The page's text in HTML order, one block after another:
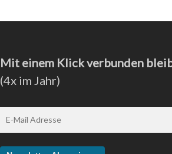
Mit einem Klick verbunden
(4x im Jahr)